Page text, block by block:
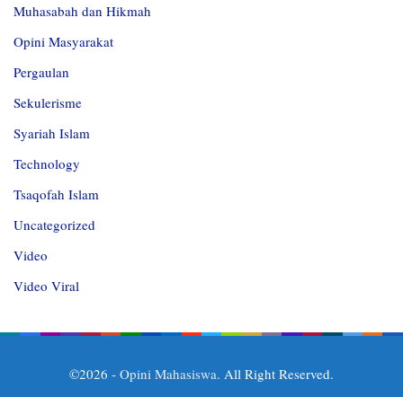
Muhasabah dan Hikmah
Opini Masyarakat
Pergaulan
Sekulerisme
Syariah Islam
Technology
Tsaqofah Islam
Uncategorized
Video
Video Viral
©2026 - Opini Mahasiswa. All Right Reserved.